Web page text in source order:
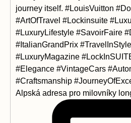
Alpská adresa pro milovníky